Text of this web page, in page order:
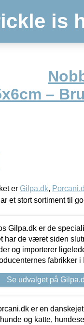
is
–
er Gilpa.dk,
et stort sortiment til
Gilpa.dk er de
har de været siden
og importerer
fabrikker
Se udvalget på
er en
og katte,